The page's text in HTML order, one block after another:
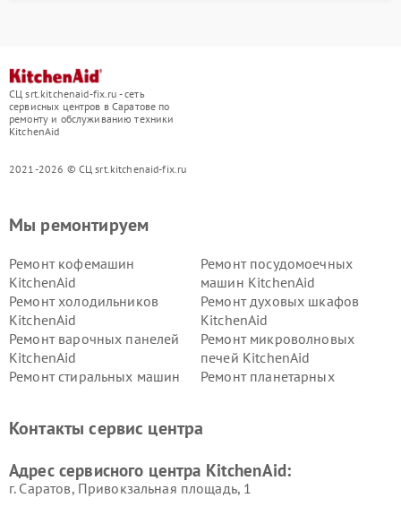
СЦ srt.kitchenaid-fix.ru - сеть
сервисных центров в Саратове по
ремонту и обслуживанию техники
KitchenAid
2021-2026 © СЦ srt.kitchenaid-fix.ru
Мы ремонтируем
Ремонт кофемашин
KitchenAid
Ремонт посудомоечных
машин KitchenAid
Ремонт холодильников
KitchenAid
Ремонт духовых шкафов
KitchenAid
Ремонт варочных панелей
KitchenAid
Ремонт микроволновых
печей KitchenAid
Ремонт стиральных машин
Ремонт планетарных
Контакты сервис центра
Адрес сервисного центра KitchenAid:
г. Саратов, Привокзальная площадь, 1